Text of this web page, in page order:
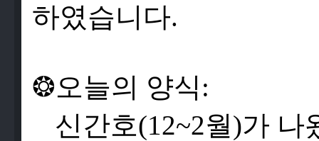
하였습니 다.
❂오늘의 양식 :
신 간호(12~2월)가 나